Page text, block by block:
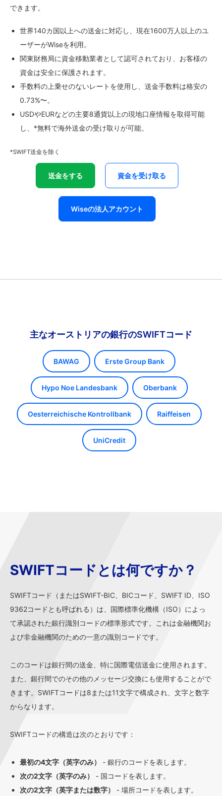
できます。
世界140カ国以上への送金に対応し、現在1600万人以上のユ
ーザーがWiseを利用。
関東財務局に資金移動業者として認可されており、お客様の
資金は安全に保護されます。
手数料の上乗せのないレートを使用し、送金手数料は格安の
0.73%〜。
USDやEURなどの主要8通貨以上の現地口座情報を取得可能
し、*無料で海外送金の受け取りが可能。
*SWIFT送金を除く
送金をする 資金を受け取る
Wiseの法人アカウント
主なオーストリアの銀行のSWIFTコード
BAWAG Erste Group Bank
Hypo Noe Landesbank Oberbank
Oesterreichische Kontrollbank Raiffeisen
UniCredit
SWIFTコードとは何ですか？
SWIFTコード（またはSWIFT-BIC、BICコード、SWIFT ID、ISO
9362コードとも呼ばれる）は、国際標準化機構（ISO）によっ
て承認された銀行識別コードの標準形式です。これは金融機関お
よび非金融機関のための一意の識別コードです。
このコードは銀行間の送金、特に国際電信送金に使用されます。
また、銀行間でのその他のメッセージ交換にも使用することがで
きます。SWIFTコードは8または11文字で構成され、文字と数字
からなります。
SWIFTコードの構造は次のとおりです：
最初の4文字（英字のみ）
- 銀行のコードを表します。
次の2文字（英字のみ）
- 国コードを表します。
次の2文字（英字または数字）
- 場所コードを表します。